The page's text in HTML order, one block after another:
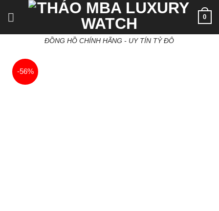
ĐỒNG HỒ CHÍNH HÃNG - UY TÍN TỶ ĐÔ
0
-56%